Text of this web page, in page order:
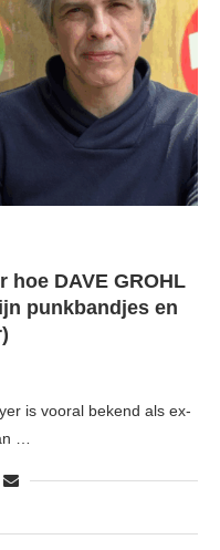
hoe DAVE GROHL
punkbandjes en
is vooral bekend als ex-
…